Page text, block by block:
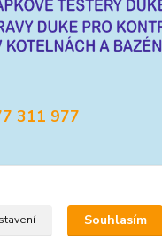
311 977
Souhlasím